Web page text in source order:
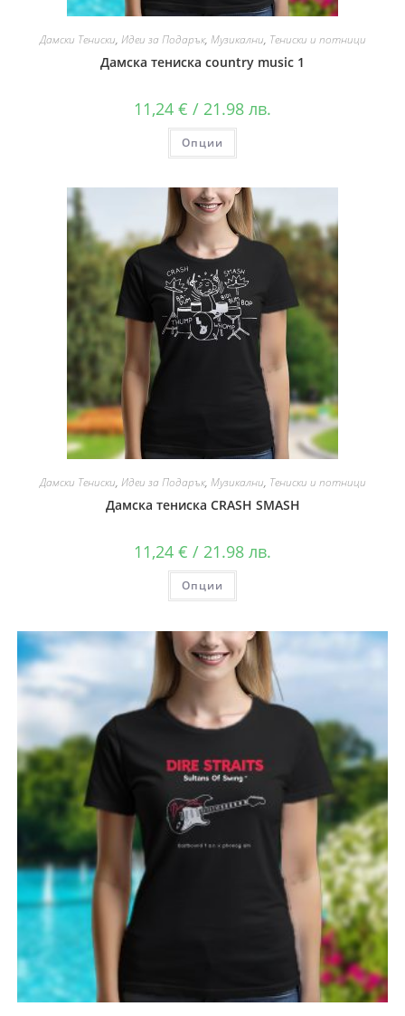
Дамски Тениски, Идеи за Подарък, Музикални, Тениски и потници
Дамска тениска country music 1
11,24 € / 21.98 лв.
Опции
Дамски Тениски, Идеи за Подарък, Музикални, Тениски и потници
Дамска тениска CRASH SMASH
11,24 € / 21.98 лв.
Опции